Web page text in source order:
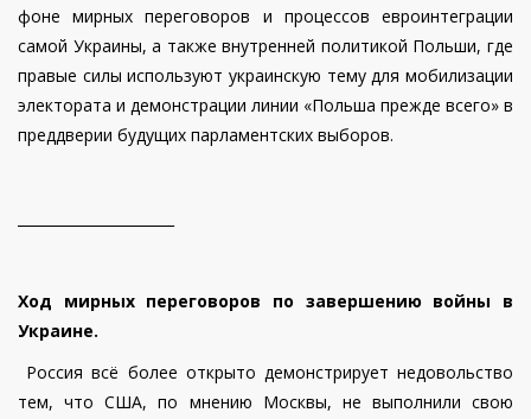
фоне мирных переговоров и процессов евроинтеграции
самой Украины, а также внутренней политикой Польши, где
правые силы используют украинскую тему для мобилизации
электората и демонстрации линии «Польша прежде всего» в
преддверии будущих парламентских выборов.
Ход мирных переговоров по завершению войны в
Украине.
Россия всё более открыто демонстрирует недовольство
тем, что США, по мнению Москвы, не выполнили свою